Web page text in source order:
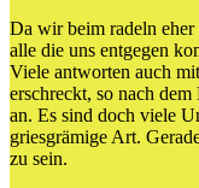
Da wir beim radeln
alle die uns entgegen
Viele antworten auch
erschreckt, so nach
an. Es sind doch viele
griesgrämige Art.
zu sein.